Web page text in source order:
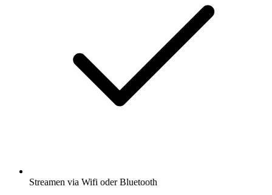
Streamen via Wifi oder Bluetooth